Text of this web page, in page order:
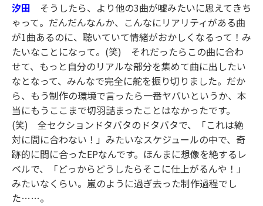
汐田 そうしたら、より他の3曲が嘘みたいに思えてきち
ゃって。だんだんなんか、こんなにリアリティがある曲
が1曲あるのに、聴いていて情緒がおかしくなるって！み
たいなことになって。(笑) それだったらこの曲に合わ
せて、もっと自分のリアルな部分を集めて曲に出したい
なとなって、みんなで完全に舵を振り切りました。だか
ら、もう制作の環境で言ったら一番ヤバいというか、本
当にもうここまで切羽詰まったことはなかったです。
(笑) 全セクションドタバタのドタバタで、「これは絶
対に間に合わない！」みたいなスケジュールの中で、奇
跡的に間に合ったEPなんです。ほんまに想像を絶するレ
ベルで、「どっからどうしたらそこに仕上がるんや！」
みたいなくらい。嵐のように過ぎ去った制作過程でし
た……。